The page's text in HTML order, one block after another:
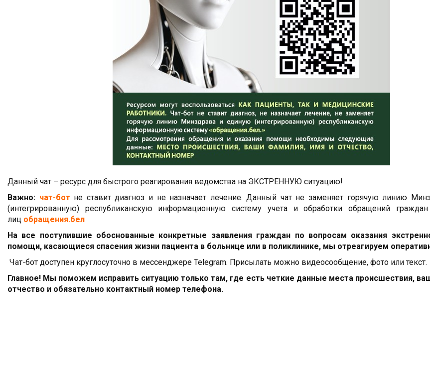
Данный чат – ресурс для быстрого реагирования ведомства на ЭКСТРЕННУЮ ситуацию!
Важно: чат-бот не ставит диагноз и не назначает лечение. Данный чат не заменяет горячую линию
(интегрированную) республиканскую информационную систему учета и обработки обращений
лиц обращения.бел
На все поступившие обоснованные конкретные заявления граждан по вопросам оказания
помощи, касающиеся спасения жизни пациента в больнице или в поликлинике, мы отреагируем
Чат-бот доступен круглосуточно в мессенджере Telegram. Присылать можно видеосообщение, фото или текст.
Главное! Мы поможем исправить ситуацию только там, где есть четкие данные места происшествия,
отчество и обязательно контактный номер телефона.